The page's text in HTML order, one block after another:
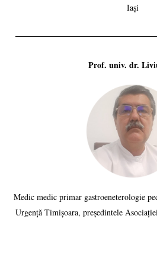
Iași
Prof. univ. dr.
Medic medic primar gastroeneterologie
Urgență Timișoara, președintele